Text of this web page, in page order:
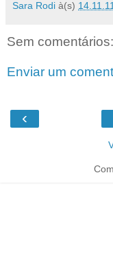
Sara Rodi à(s)
Sem comentários:
Enviar um
‹